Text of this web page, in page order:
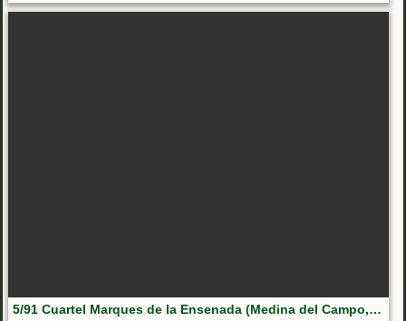
5/91 Cuartel Marques de la Ensenada (Medina del Campo, Valladolid)